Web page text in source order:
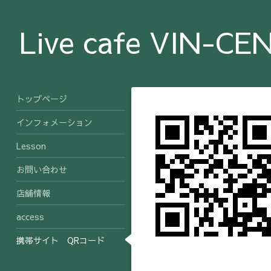
Live cafe VIN-
トップページ
インフォメーション
Lesson
お問い合わせ
店舗情報
access
携帯サイト QRコード